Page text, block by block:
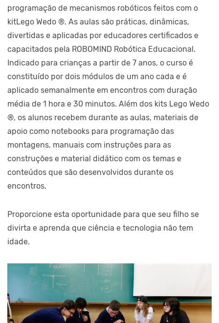
programação de mecanismos robóticos feitos com o
kitLego Wedo ®. As aulas são práticas, dinâmicas,
divertidas e aplicadas por educadores certificados e
capacitados pela ROBOMIND Robótica Educacional.
Indicado para crianças a partir de 7 anos, o curso é
constituído por dois módulos de um ano cada e é
aplicado semanalmente em encontros com duração
média de 1 hora e 30 minutos. Além dos kits Lego Wedo
®, os alunos recebem durante as aulas, materiais de
apoio como notebooks para programação das
montagens, manuais com instruções para as
construções e material didático com os temas e
conteúdos que são desenvolvidos durante os
encontros.
Proporcione esta oportunidade para que seu filho se
divirta e aprenda que ciência e tecnologia não tem
idade.